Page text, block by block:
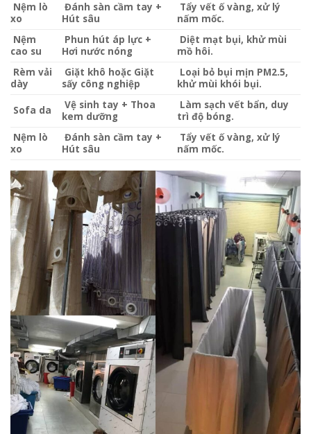
Nệm lò
xo
Đánh sàn cầm tay +
Hút sâu
Tẩy vết ố vàng, xử lý
nấm mốc.
Nệm
cao su
Phun hút áp lực +
Hơi nước nóng
Diệt mạt bụi, khử mùi
mồ hôi.
Rèm vải
dày
Giặt khô hoặc Giặt
sấy công nghiệp
Loại bỏ bụi mịn PM2.5,
khử mùi khói bụi.
Sofa da
Vệ sinh tay + Thoa
kem dưỡng
Làm sạch vết bẩn, duy
trì độ bóng.
Nệm lò
xo
Đánh sàn cầm tay +
Hút sâu
Tẩy vết ố vàng, xử lý
nấm mốc.